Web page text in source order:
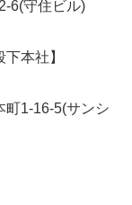
住ビル)
社】
16-5(サンシ